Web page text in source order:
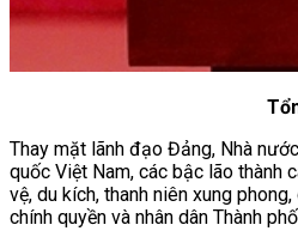
Thay mặt lãnh đạo Đảng, Nhà
quốc Việt Nam, các bậc lão thành
vệ, du kích, thanh niên xung
chính quyền và nhân dân Thành